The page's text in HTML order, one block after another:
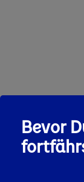
Bevor